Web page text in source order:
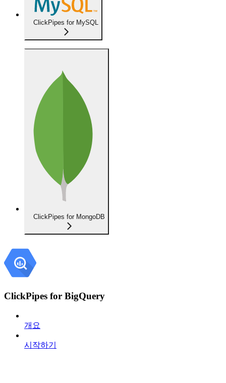
ClickPipes for MySQL
ClickPipes for MongoDB
ClickPipes for BigQuery
개요
시작하기